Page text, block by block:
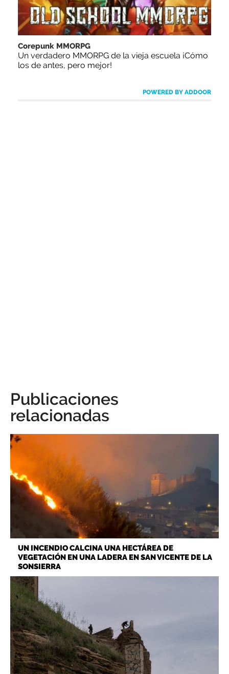
Corepunk MMORPG
Un verdadero MMORPG de la vieja escuela ¡Cómo
los de antes, pero mejor!
POWERED BY ADDOOR
Publicaciones
relacionadas
UN INCENDIO CALCINA UNA HECTÁREA DE
VEGETACIÓN EN UNA LADERA EN SAN VICENTE DE LA
SONSIERRA